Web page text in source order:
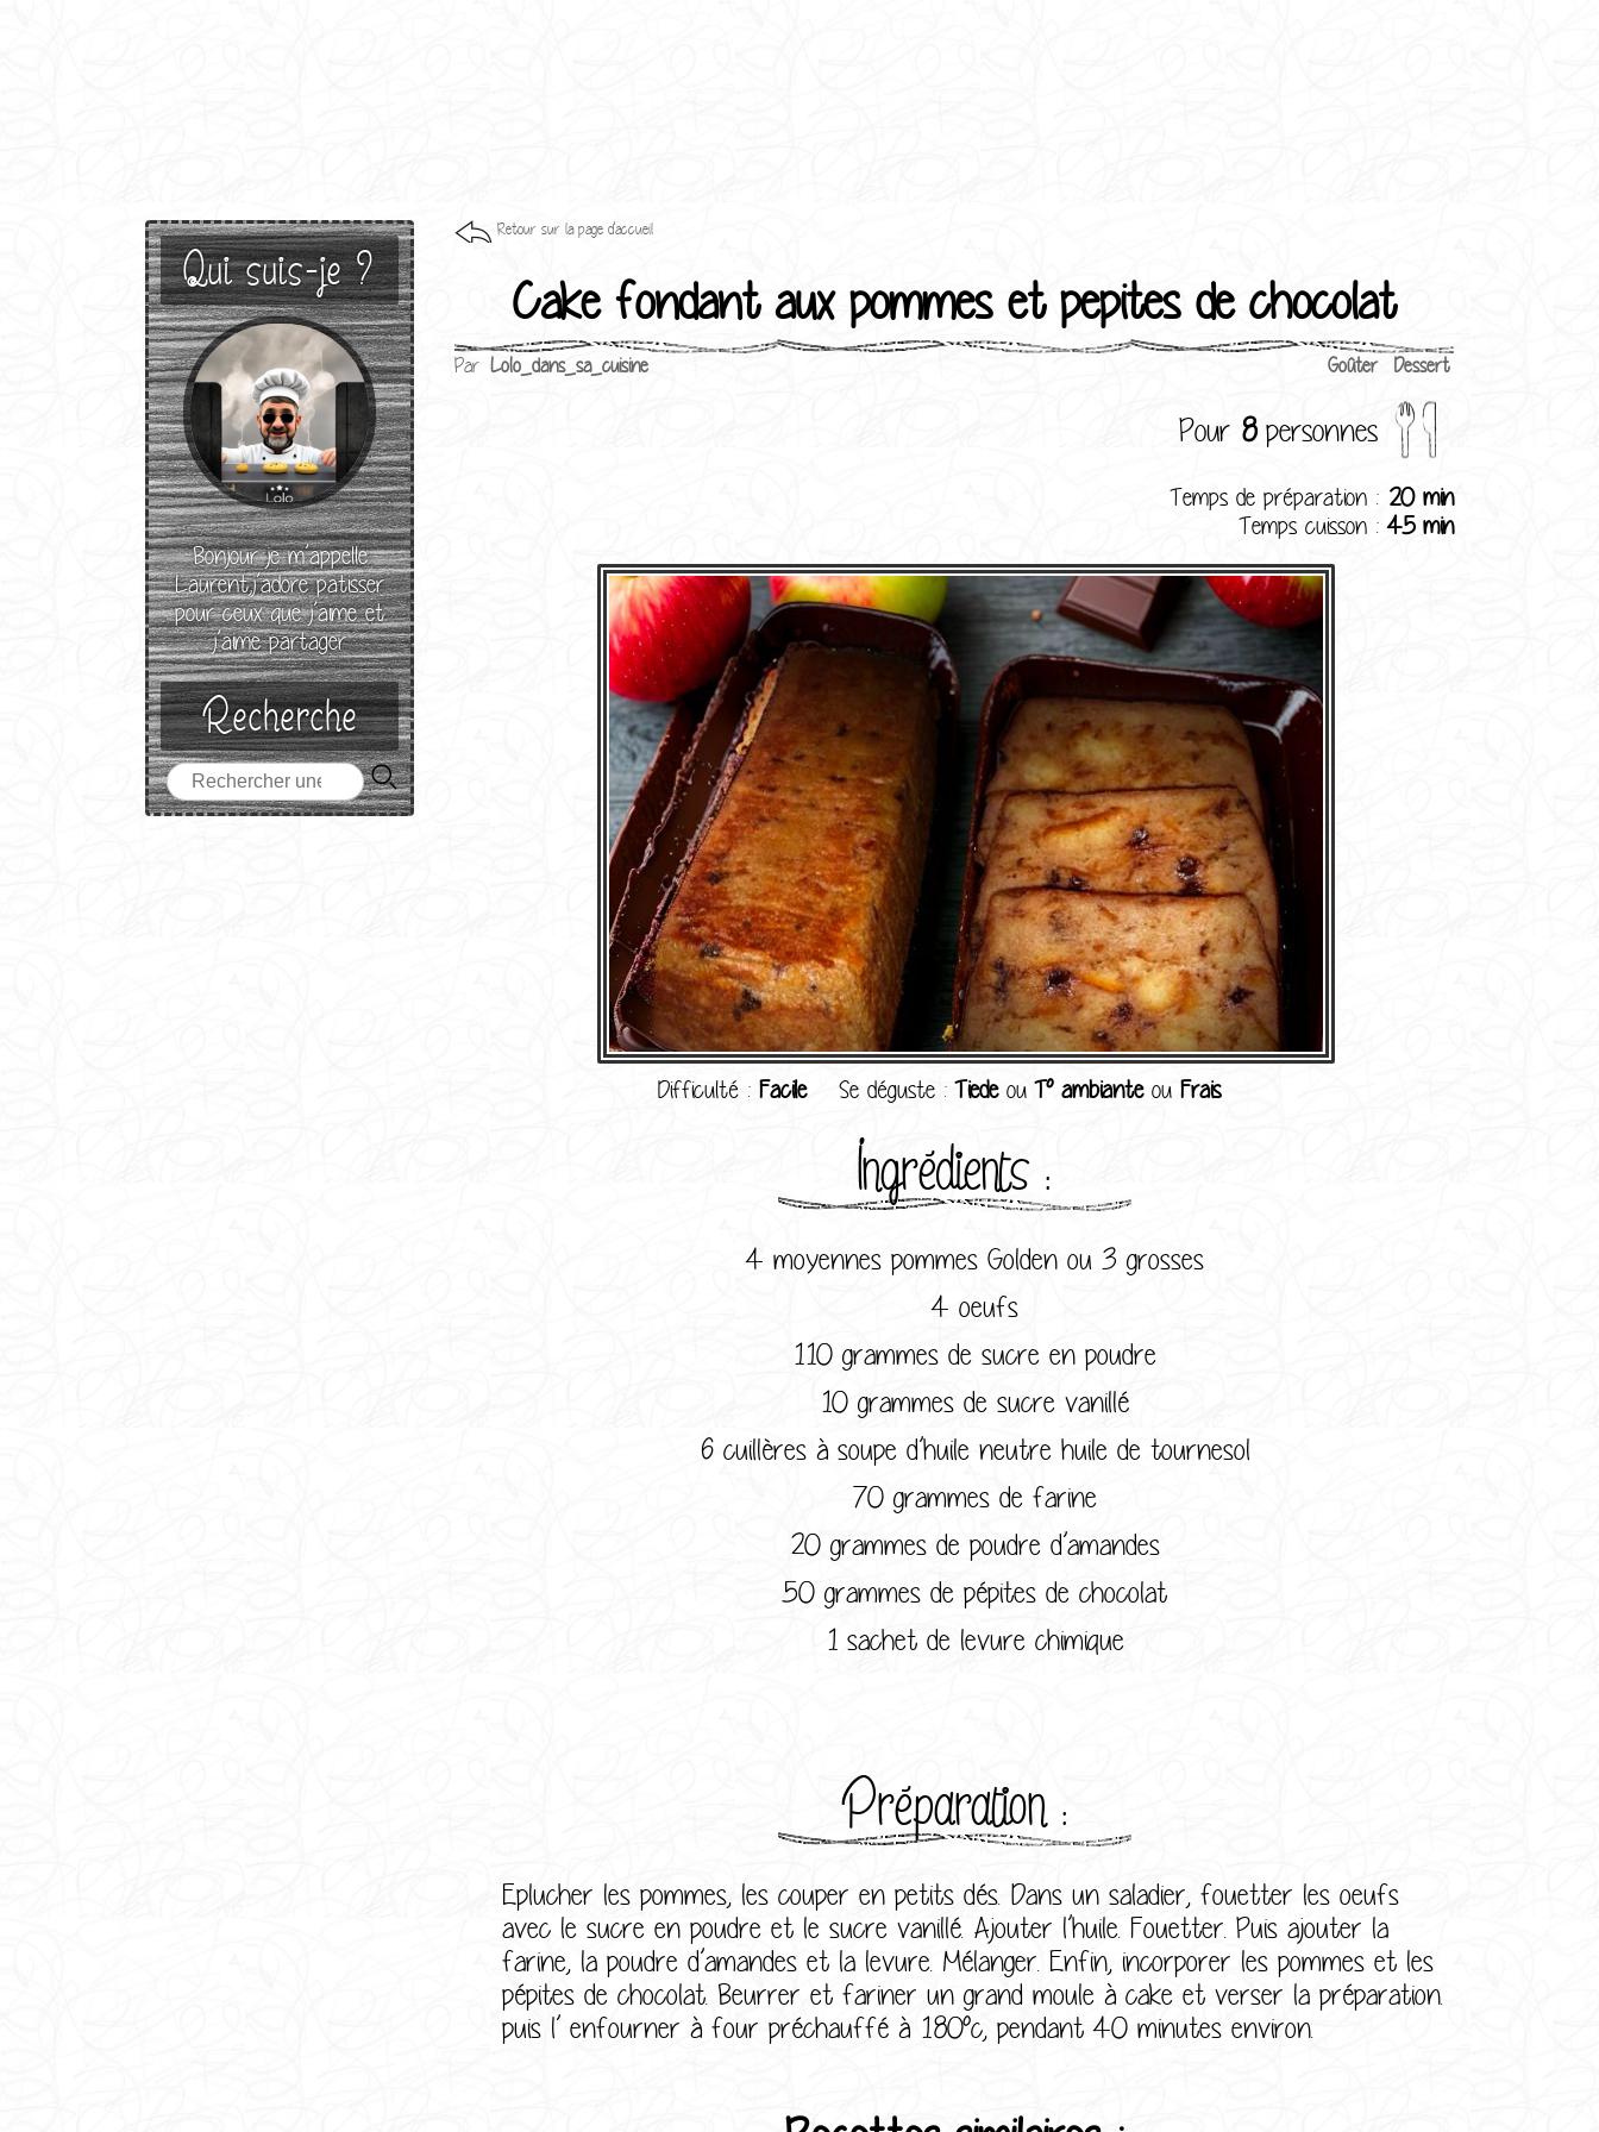
Qui suis-je ?
Bonjour je m’appelle
Laurent,j’adore patisser
pour ceux que j’aime et
j’aime partager
Recherche
Retour sur la page d'accueil
Cake fondant aux pommes et pepites de chocolat
Par Lolo_dans_sa_cuisine Goûter Dessert
Pour 8personnes
Temps de préparation : 20 min
Temps cuisson :45 min
Difficulté : Facile Se déguste :TiedeouT° ambianteou Frais
Ingrédients :
4 moyennes pommes Golden ou 3 grosses
4 oeufs
110 grammes de sucre en poudre
10 grammes de sucre vanillé
6 cuillères à soupe d’huile neutre huile de tournesol
70 grammes de farine
20 grammes de poudre d’amandes
50 grammes de pépites de chocolat
1 sachet de levure chimique
Préparation :
Eplucher les pommes, les couper en petits dés. Dans un saladier, fouetter les oeufs
avec le sucre en poudre et le sucre vanillé. Ajouter l’huile. Fouetter. Puis ajouter la
farine, la poudre d’amandes et la levure. Mélanger. Enfin, incorporer les pommes et les
pépites de chocolat. Beurrer et fariner un grand moule à cake et verser la préparation.
puis l’ enfourner à four préchauffé à 180°c, pendant 40 minutes environ.